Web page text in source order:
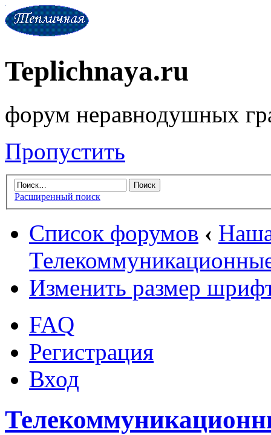
Teplichnaya.ru
форум неравнодушных
Пропустить
Расширенный поиск
Список форумов ‹
Изменить размер
FAQ
Регистрация
Вход